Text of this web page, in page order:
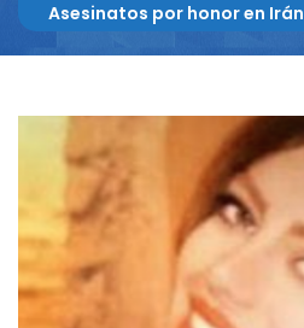
Asesinatos por honor en Irán